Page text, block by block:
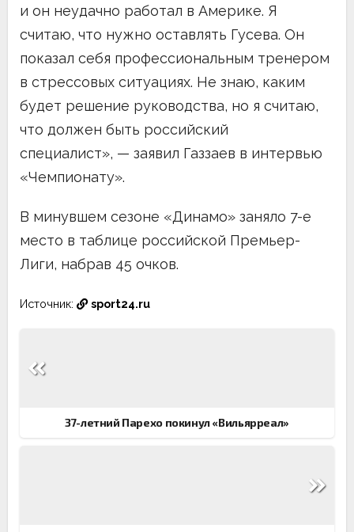
и он неудачно работал в Америке. Я
считаю, что нужно оставлять Гусева. Он
показал себя профессиональным тренером
в стрессовых ситуациях. Не знаю, каким
будет решение руководства, но я считаю,
что должен быть российский
специалист», — заявил Газзаев в интервью
«Чемпионату».
В минувшем сезоне «Динамо» заняло 7-е
место в таблице российской Премьер-
Лиги, набрав 45 очков.
Источник: sport24.ru
по
37-летний Парехо покинул «Вильярреал»